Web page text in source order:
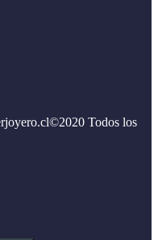
Todos los